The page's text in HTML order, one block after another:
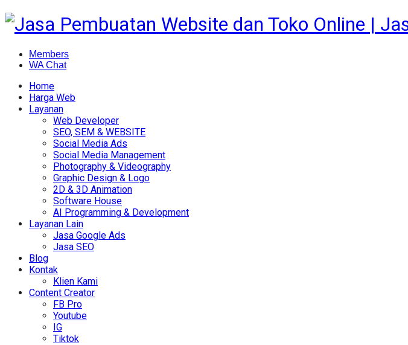
Members
WA Chat
Home
Harga Web
Layanan
Web Developer
SEO, SEM & WEBSITE
Social Media Ads
Social Media Management
Photography & Videography
Graphic Design & Logo
2D & 3D Animation
Software House
AI Programming & Development
Layanan Lain
Jasa Google Ads
Jasa SEO
Blog
Kontak
Klien Kami
Content Creator
FB Pro
Youtube
IG
Tiktok